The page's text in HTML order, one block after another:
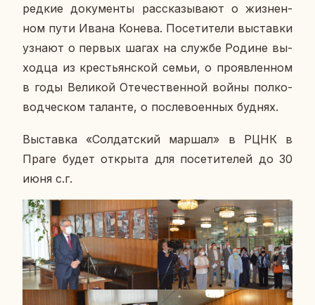
редкие до­ку­мен­ты рас­ска­зы­ва­ют о жиз­нен­
ном пути Ивана Конева. По­се­ти­те­ли вы­став­ки
узнают о первых шагах на службе Родине вы­
ход­ца из кре­стьян­ской семьи, о про­яв­лен­ном
в годы Ве­ли­кой Оте­че­ствен­ной войны пол­ко­
вод­че­ском та­лан­те, о по­сле­во­ен­ных буднях.
Вы­став­ка «Сол­дат­ский маршал» в РЦНК в
Праге будет от­кры­та для по­се­ти­те­лей до 30
июня с.г.